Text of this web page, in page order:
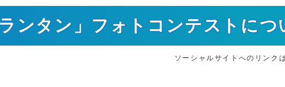
ンタン」フォトコンテストにつ
ソーシャルサイトへのリンク